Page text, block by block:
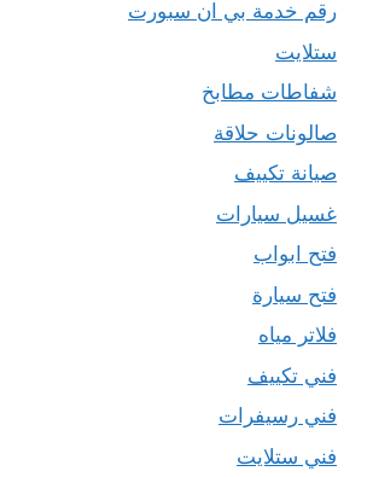
رقم خدمة بي ان سبورت
ستلايت
شفاطات مطابخ
صالونات حلاقة
صيانة تكييف
غسيل سيارات
فتح ابواب
فتح سيارة
فلاتر مياه
فني تكييف
فني رسيفرات
فني ستلايت